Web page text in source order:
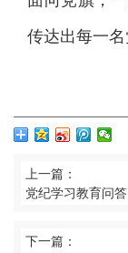
传达出每一
上一篇：
党纪学习教育问
下一篇：